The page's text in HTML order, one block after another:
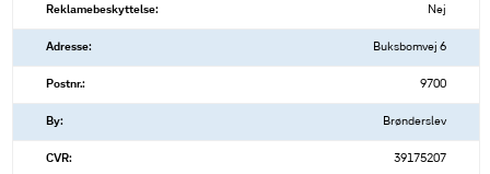
Reklamebeskyttelse: Nej
Adresse: Buksbomvej 6
Postnr.: 9700
By: Brønderslev
CVR: 39175207